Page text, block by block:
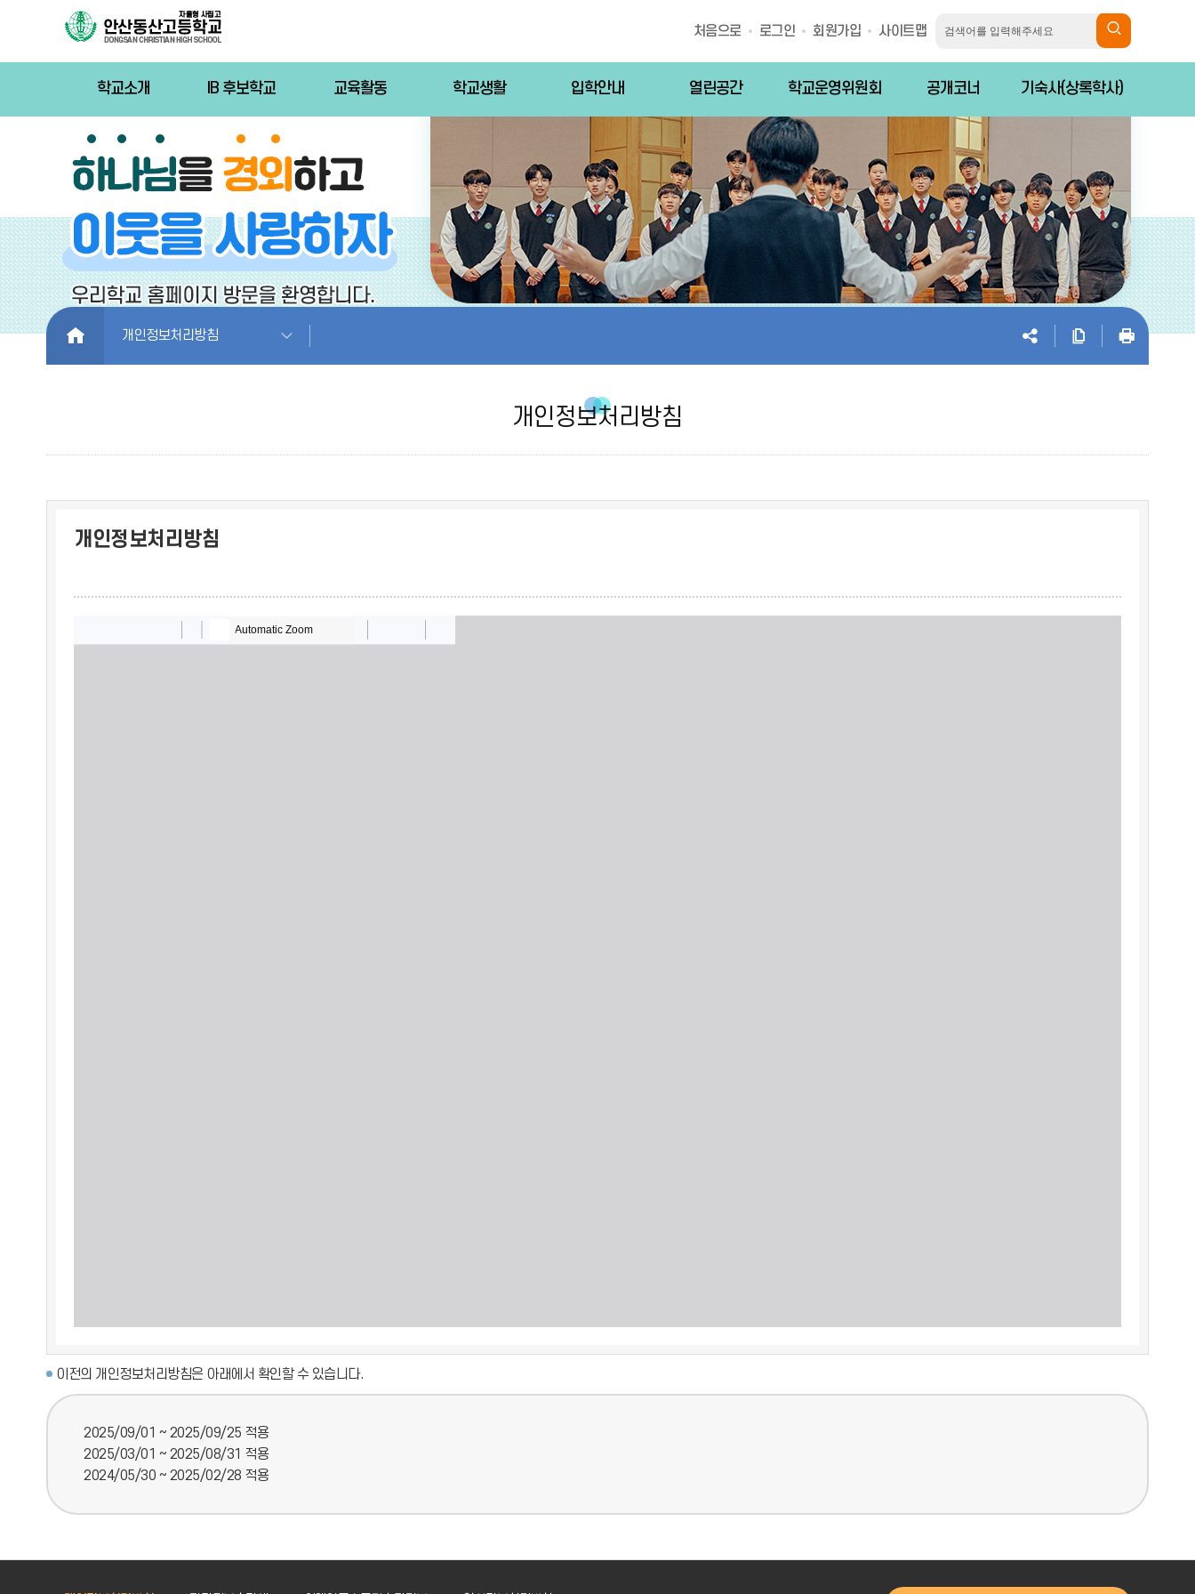
처음으로 로그인 회원가입 사이트맵
학교소개 IB 후보학교 교육활동 학교생활 입학안내 열린공간 학교운영위원회 공개코너 기숙사(상록학사)
HOME 개인정보처리방침
개인정보처리방침
개인정보처리방침
이전의 개인정보처리방침은 아래에서 확인할 수 있습니다.
2025/09/01 ~ 2025/09/25 적용
2025/03/01 ~ 2025/08/31 적용
2024/05/30 ~ 2025/02/28 적용